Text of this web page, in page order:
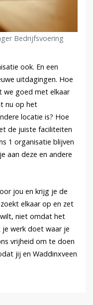
Bedrijfsvoering
ook. En een
uitdagingen. Hoe
we goed met elkaar
nu op het
locatie is? Hoe
de juiste faciliteiten
1 organisatie blijven
aan deze en andere
jou en krijg je de
elkaar op en zet
niet omdat het
werk doet waar je
vrijheid om te doen
jij en Waddinxveen